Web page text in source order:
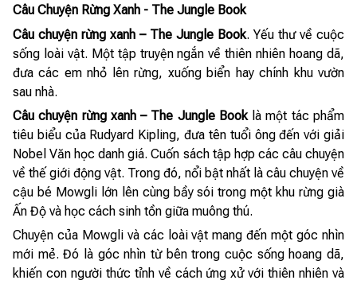
Câu Chuyện Rừng Xanh - The Jungle Book
Câu chuyện rừng xanh – The Jungle Book. Yếu thư về cuộc
sống loài vật. Một tập truyện ngắn về thiên nhiên hoang dã,
đưa các em nhỏ lên rừng, xuống biển hay chính khu vườn
sau nhà.
Câu chuyện rừng xanh – The Jungle Booklà một tác phẩm
tiêu biểu của Rudyard Kipling, đưa tên tuổi ông đến với giải
Nobel Văn học danh giá. Cuốn sách tập hợp các câu chuyện
về thế giới động vật. Trong đó, nổi bật nhất là câu chuyện về
cậu bé Mowgli lớn lên cùng bầy sói trong một khu rừng già
Ấn Độ và học cách sinh tồn giữa muông thú.
Chuyện của Mowgli và các loài vật mang đến một góc nhìn
mới mẻ. Đó là góc nhìn từ bên trong cuộc sống hoang dã,
khiến con người thức tỉnh về cách ứng xử với thiên nhiên và